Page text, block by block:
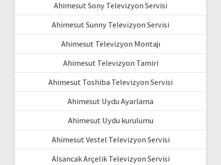
Ahimesut Sony Televizyon Servisi
Ahimesut Sunny Televizyon Servisi
Ahimesut Televizyon Montajı
Ahimesut Televizyon Tamiri
Ahimesut Toshiba Televizyon Servisi
Ahimesut Uydu Ayarlama
Ahimesut Uydu kurulumu
Ahimesut Vestel Televizyon Servisi
Alsancak Arçelik Televizyon Servisi